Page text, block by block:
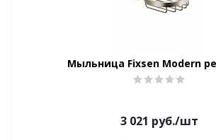
Мыльница Fixsen Modern
3 021 руб./шт